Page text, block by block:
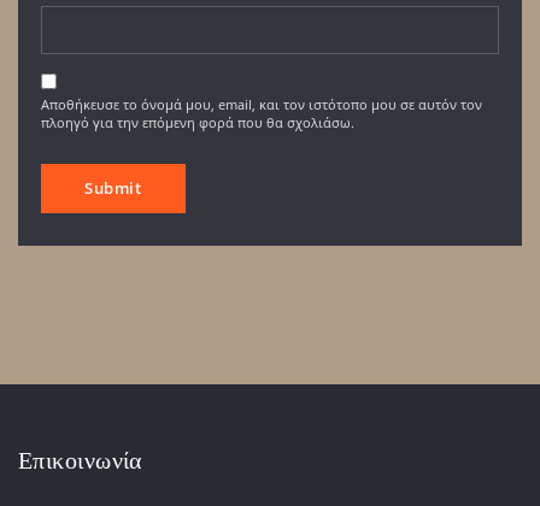
Αποθήκευσε το όνομά μου, email, και τον ιστότοπο μου σε αυτόν τον
πλοηγό για την επόμενη φορά που θα σχολιάσω.
Επικοινωνία